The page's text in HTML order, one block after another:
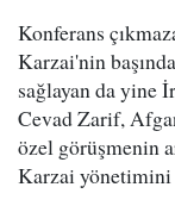
Konferans
Karzai'nin
sağlayan da yine
Cevad Zarif,
özel görüşmenin
Karzai yönetimini